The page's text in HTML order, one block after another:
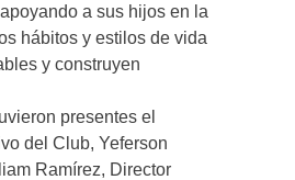
a sus hijos en la
hábitos y estilos de vida
y construyen
presentes el
del Club, Yeferson
Ramírez, Director